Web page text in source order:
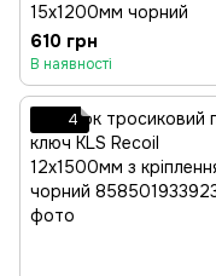
15х1200мм чорний
610 грн
В наявності
4